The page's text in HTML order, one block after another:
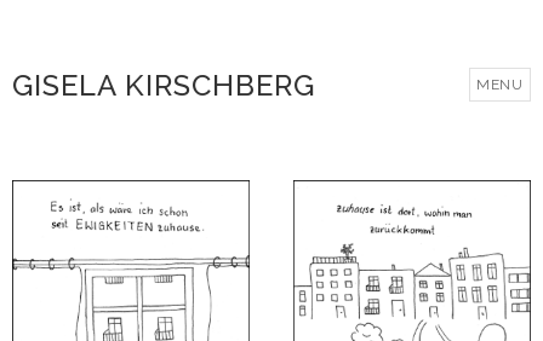
GISELA KIRSCHBERG MENU